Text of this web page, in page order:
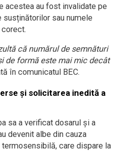
acestea au fost invalidate pe
sau numele
că numărul de semnături
de formă este mai mic decât
în comunicatul BEC.
și solicitarea inedită a
sa a verificat dosarul și a
devenit albe din cauza
care dispare la